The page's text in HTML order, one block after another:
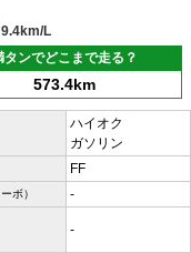
9.4km/L
タンでどこまで走る？
573.4km
ハイオク
ガソリン
FF
ボ） -
-